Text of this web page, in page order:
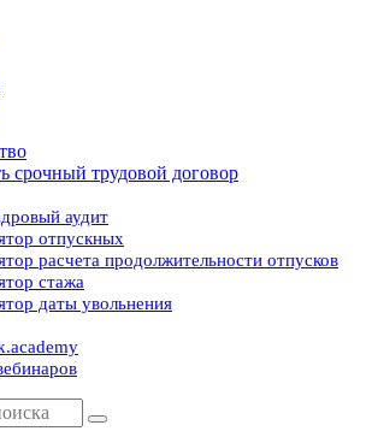
срочный трудовой договор
аудит
отпускных
расчета продолжительности отпусков
стажа
даты увольнения